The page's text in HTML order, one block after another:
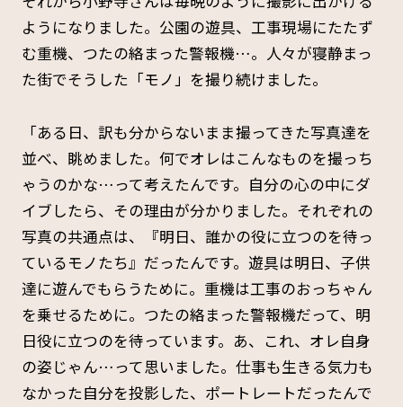
ようになりました。公園の遊具、工事現場にたたず
む重機、つたの絡まった警報機…。人々が寝静まっ
た街でそうした「モノ」を撮り続けました。
「ある日、訳も分からないまま撮ってきた写真達を
並べ、眺めました。何でオレはこんなものを撮っち
ゃうのかな…って考えたんです。自分の心の中にダ
イブしたら、その理由が分かりました。それぞれの
写真の共通点は、『明日、誰かの役に立つのを待っ
ているモノたち』だったんです。遊具は明日、子供
達に遊んでもらうために。重機は工事のおっちゃん
を乗せるために。つたの絡まった警報機だって、明
日役に立つのを待っています。あ、これ、オレ自身
の姿じゃん…って思いました。仕事も生きる気力も
なかった自分を投影した、ポートレートだったんで